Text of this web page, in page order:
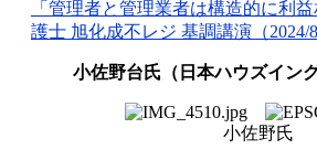
「管理者と管理業者は構造的に利
護士 旭化成不レジ 基調講演 （2024/
小佐野台氏（日本ハウズイン
小佐野氏